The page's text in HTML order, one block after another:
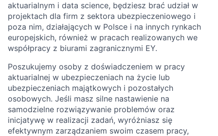
aktuarialnym i data science, będziesz brać udział w
projektach dla firm z sektora ubezpieczeniowego i
poza nim, działających w Polsce i na innych rynkach
europejskich, również w pracach realizowanych we
współpracy z biurami zagranicznymi EY.
Poszukujemy osoby z doświadczeniem w pracy
aktuarialnej w ubezpieczeniach na życie lub
ubezpieczeniach majątkowych i pozostałych
osobowych. Jeśli masz silne nastawienie na
samodzielne rozwiązywanie problemów oraz
inicjatywę w realizacji zadań, wyróżniasz się
efektywnym zarządzaniem swoim czasem pracy,